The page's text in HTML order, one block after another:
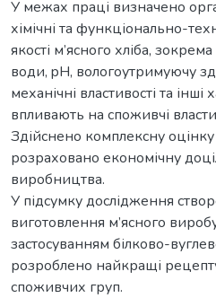
У межах праці визначено
хімічні та функціонально-
якості м’ясного хліба,
води, pH, вологоутримуючу
механічні властивості та
впливають на споживчі
Здійснено комплексну
розраховано економічну
виробництва.
У підсумку дослідження
виготовлення м’ясного
застосуванням білково-
розроблено найкращі
споживчих груп.